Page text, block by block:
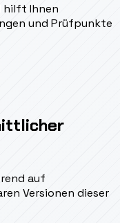
hilft Ihnen
und Prüfpunkte
auf
Versionen dieser